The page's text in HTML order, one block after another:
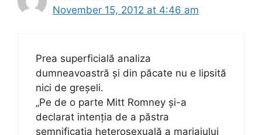
November 15, 2012 at 4:46 am
Prea superficială analiza
dumneavoastră și din păcate nu e lipsită
nici de greșeli.
„Pe de o parte Mitt Romney și-a
declarat intenția de a păstra
semnificația heterosexuală a mariajului